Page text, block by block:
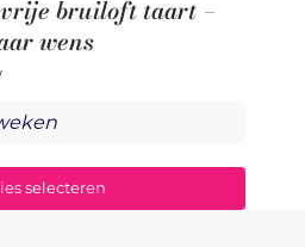
bruiloft taart –
wens
selecteren